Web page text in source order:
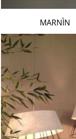
MARNÌN